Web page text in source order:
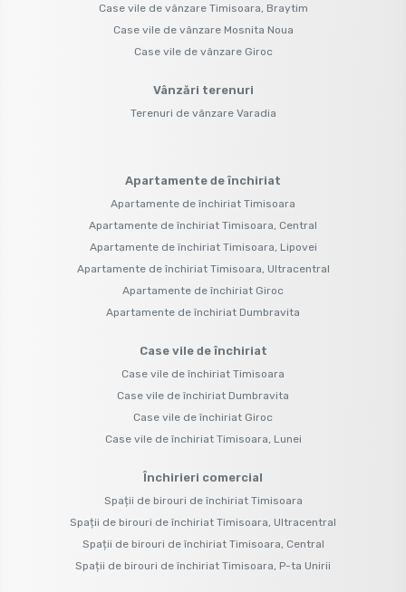
Case vile de vânzare Timisoara, Braytim
Case vile de vânzare Mosnita Noua
Case vile de vânzare Giroc
Vânzări terenuri
Terenuri de vânzare Varadia
Apartamente de închiriat
Apartamente de închiriat Timisoara
Apartamente de închiriat Timisoara, Central
Apartamente de închiriat Timisoara, Lipovei
Apartamente de închiriat Timisoara, Ultracentral
Apartamente de închiriat Giroc
Apartamente de închiriat Dumbravita
Case vile de închiriat
Case vile de închiriat Timisoara
Case vile de închiriat Dumbravita
Case vile de închiriat Giroc
Case vile de închiriat Timisoara, Lunei
Închirieri comercial
Spații de birouri de închiriat Timisoara
Spații de birouri de închiriat Timisoara, Ultracentral
Spații de birouri de închiriat Timisoara, Central
Spații de birouri de închiriat Timisoara, P-ta Unirii